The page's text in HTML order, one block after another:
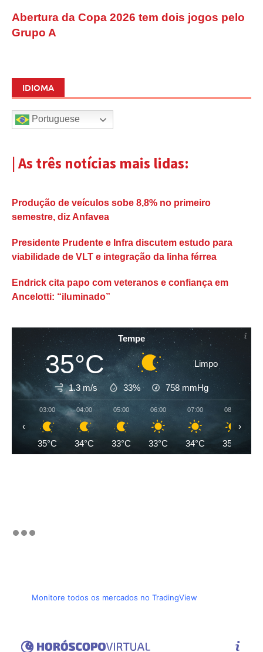
Abertura da Copa 2026 tem dois jogos pelo
Grupo A
IDIOMA
Portuguese
| As três notícias mais lidas:
Produção de veículos sobe 8,8% no primeiro
semestre, diz Anfavea
Presidente Prudente e Infra discutem estudo para
viabilidade de VLT e integração da linha férrea
Endrick cita papo com veteranos e confiança em
Ancelotti: “iluminado”
Tempe
35°C Limpo
1.3 m/s 33% 758 mmHg
03:00
35°C
04:00
34°C
05:00
33°C
06:00
33°C
07:00
34°C
08:00
35°C
‹ ›
Monitore todos os mercados no TradingView